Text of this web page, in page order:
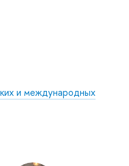
и международных